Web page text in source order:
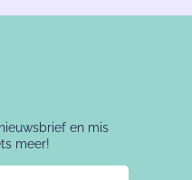
en mis
meer!